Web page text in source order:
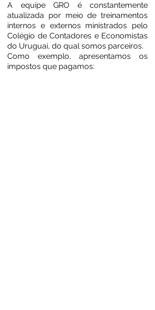
A equipe GRO é constantemente
atualizada por meio de treinamentos
internos e externos ministrados pelo
Colégio de Contadores e Economistas
do Uruguai, do qual somos parceiros.
Como exemplo, apresentamos os
impostos que pagamos: